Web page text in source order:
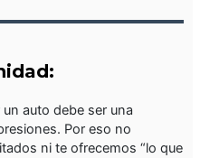
auto debe ser una
Por eso no
ni te ofrecemos “lo que